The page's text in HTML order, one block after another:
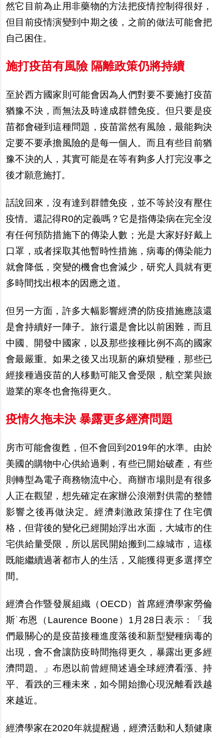
然它目前為止用非藥物的方法把疫情控制得很好，
但目前疫情演變到中期之後，之前的做法可能會把
自己困住。
施打疫苗有風險 隔離政策仍將持續
至於西方國家則可能會因為人們對要不要施打疫苗
猶豫不決，而無法及時達成群體免疫。但只要是疫
苗都會碰到這種問題，疫苗當然有風險，最能夠決
定要不要承擔風險的是每一個人。而且有些目前猶
豫不決的人，其實可能是在等有夠多人打完沒事之
後才願意施打。
話說回來，沒有達到群體免疫，並不等於沒有壓住
疫情。還記得R0的定義嗎 ？它是指傳染病在完全沒
有任何預防措施下的傳染人數；光是大家好好戴上
口罩，或者採取其他暫時性措施，病毒的傳染能力
就會降低，突變的機會也會減少，研究人員就有更
多時間找出根本的因應之道。
但另一方面，許多大幅影響經濟的防疫措施應該還
是會持續好一陣子。旅行還是會比以前困難，而且
中國、開發中國家，以及那些接種比例不高的國家
會最嚴重。如果之後又出現新的麻煩變種，那些已
經接種過疫苗的人移動可能又會受限，航空業與旅
遊業的寒冬也會拖得更久。
疫情久拖未決 暴露更多經濟問題
房市可能會復甦，但不會回到2019年的水準。由於
美國的購物中心供給過剩，有些已開始破產 ，有些
則轉型為電子商務物流中心。商辦市場則是有很多
人正在觀望，想先確定在家辦公浪潮對供需的整體
影響之後再做決定。經濟刺激政策撐住了住宅價
格，但背後的變化已經開始浮出水面，大城市的住
宅供給量受限，所以居民開始搬到二線城市，這樣
既能繼續過著都市人的生活，又能獲得更多選擇空
間。
經濟合作暨發展組織（OECD）首席經濟學家勞倫
斯˙布恩（Laurence Boone）1月28日表示：「我
們最關心的是疫苗接種進度落後和新型變種病毒的
出現，會不會讓防疫時間拖得更久，暴露出更多經
濟問題。」布恩以前曾經簡述過全球經濟看漲、持
平、看跌的三種未來，如今開始擔心現況離看跌越
來越近。
經濟學家在2020年就提醒過，經濟活動和人類健康